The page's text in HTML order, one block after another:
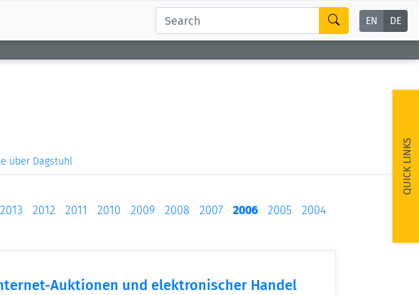
EN DE
QUICK LINKS
über Dagstuhl
2013 2012 2011 2010 2009 2008 2007 2006 2005
2004
Auktionen und elektronischer Handel